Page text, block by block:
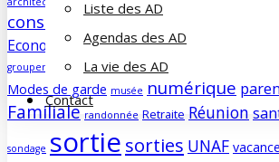
Liste des AD
Agendas des AD
La vie des AD
Contact
consommation
Economie/société edito education
groupement d'achats histoire humeur
Modes de garde musée numérique
Familiale randonnée Retraite Réunion
sondage sortie sorties UNAF